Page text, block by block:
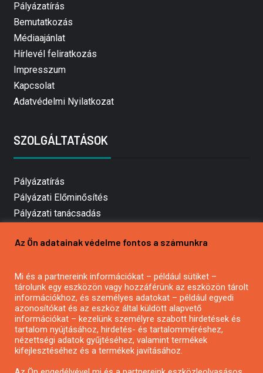
Pályázatírás
Bemutatkozás
Médiaajánlat
Hírlevél feliratkozás
Impresszum
Kapcsolat
Adatvédelmi Nyilatkozat
SZOLGÁLTATÁSOK
Pályázatírás
Pályázati Előminősítés
Pályázati tanácsadás
Mezőgazdasági pályázatírás
Pályázatírás civil szervezeteknek
Pályázatírás önkormányzatoknak
Pályázatfigyelés
Specifikus pályázatfigyelés vagy hírlevél
Az Ön adatainak védelme fontos a számunkra
Mi és a partnereink információkat – például sütiket –
tárolunk egy eszközön vagy hozzáférünk az eszközön tárolt
információkhoz, és személyes adatokat – például egyedi
azonosítókat és az eszköz által küldött alapvető
információkat – kezelünk személyre szabott hirdetések és
tartalom nyújtásához, hirdetés- és tartalomméréshez,
nézettségi adatok gyűjtéséhez, valamint termékek
kifejlesztéséhez és a termékek javításához.